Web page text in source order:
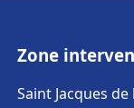
Zone
Saint Jacques